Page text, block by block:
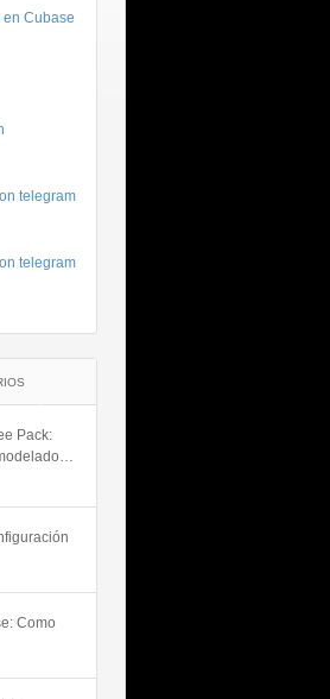
en Cubase
telegram
telegram
Pack:
Como